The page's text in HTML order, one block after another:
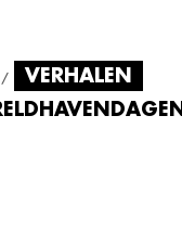
VERHALEN